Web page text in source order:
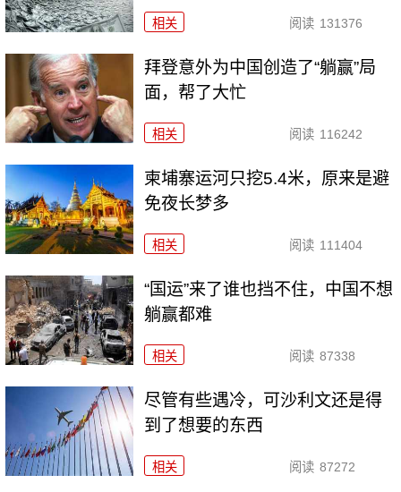
相关 阅读 131376
拜登意外为中国创造了“躺赢”局
面，帮了大忙
相关 阅读 116242
柬埔寨运河只挖5.4米，原来是避
免夜长梦多
相关 阅读 111404
“国运”来了谁也挡不住，中国不想
躺赢都难
相关 阅读 87338
尽管有些遇冷，可沙利文还是得
到了想要的东西
相关 阅读 87272